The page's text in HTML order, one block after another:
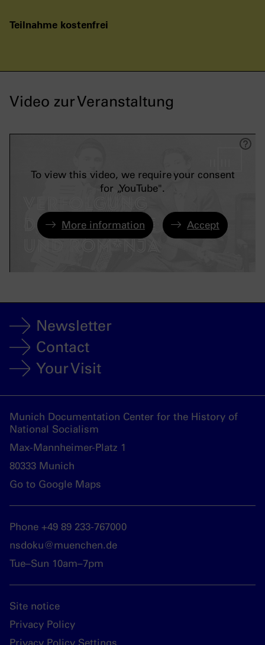
Teilnahme kostenfrei
Video zur Veranstaltung
To view this video, we require your consent
for „YouTube".
More information Accept
Newsletter
Contact
Your Visit
Munich Documentation Center for the History of
National Socialism
Max-Mannheimer-Platz 1
80333 Munich
Go to Google Maps
Phone +49 89 233-767000
nsdoku@muenchen.de
Tue–Sun 10am–7pm
Site notice
Privacy Policy